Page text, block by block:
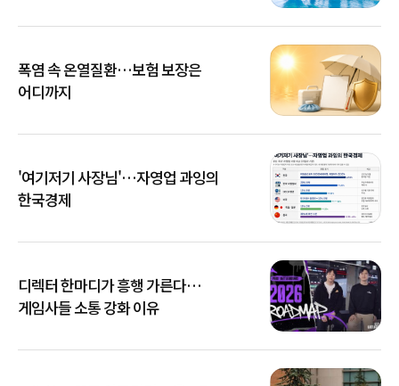
폭염 속 온열질환…보험 보장은
어디까지
'여기저기 사장님'…자영업 과잉의
한국경제
디렉터 한마디가 흥행 가른다…
게임사들 소통 강화 이유